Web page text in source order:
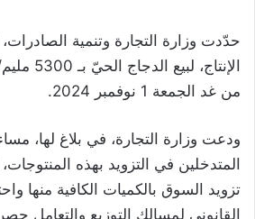
حدّدت وزارة التجارة وتنمية
الإنتاج،
من غد الجمعة 1 نوفمبر 2024.
ودعت وزارة التجارة، في بلاغ لها،
المتدخلين في التزويد بهذه
تزويد السوق بالكميات الكافية منها
القانوني لمسالك التوزيع والتعامل